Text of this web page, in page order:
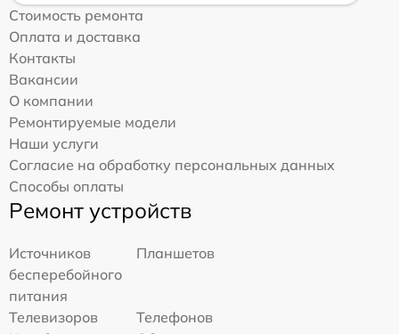
Стоимость ремонта
Оплата и доставка
Контакты
Вакансии
О компании
Ремонтируемые модели
Наши услуги
Согласие на обработку персональных данных
Способы оплаты
Ремонт устройств
Источников
бесперебойного
питания
Планшетов
Телевизоров
Телефонов